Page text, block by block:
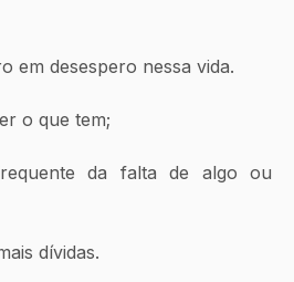
em desespero nessa vida.
o que tem;
da falta de algo ou
dívidas.